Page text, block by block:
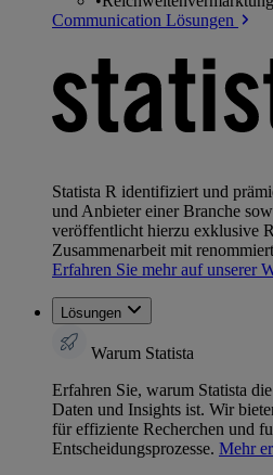
Communication Lösungen
Statista R identifiziert und
und Anbieter einer Branche
veröffentlicht hierzu exklusive
Zusammenarbeit mit
Erfahren Sie mehr auf unserer
Lösungen
Warum Statista
Erfahren Sie, warum Statista
Daten und Insights ist. Wir
für effiziente Recherchen und
Entscheidungsprozesse. Mehr